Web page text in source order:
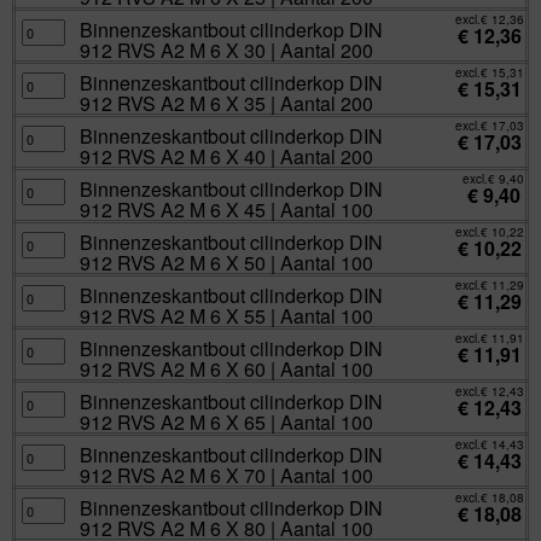
200
aantal
X
20
|
200
aantal
RVS
A2
M
X
25
|
200
aantal
Binnenzeskantbout
cilinderkop
DIN
RVS
A2
M
X
30
|
200
aantal
Binnenzeskantbout cilinderkop DIN
912 RVS A2 M 6 X 30 | Aantal 200
excl.€ 12,36
€ 12,36
Binnenzeskantbout
cilinderkop
DIN
RVS
A2
M
X
35
|
200
aantal
Binnenzeskantbout cilinderkop DIN
912 RVS A2 M 6 X 35 | Aantal 200
excl.€ 15,31
€ 15,31
Binnenzeskantbout
cilinderkop
DIN
RVS
A2
M
X
40
|
200
aantal
Binnenzeskantbout cilinderkop DIN
912 RVS A2 M 6 X 40 | Aantal 200
excl.€ 17,03
€ 17,03
Binnenzeskantbout
cilinderkop
DIN
RVS
A2
M
X
45
|
100
aantal
Binnenzeskantbout cilinderkop DIN
912 RVS A2 M 6 X 45 | Aantal 100
excl.€ 9,40
€9,40
Binnenzeskantbout
cilinderkop
DIN
RVS
A2
M
X
50
|
100
aantal
Binnenzeskantbout cilinderkop DIN
912 RVS A2 M 6 X 50 | Aantal 100
excl.€ 10,22
€ 10,22
Binnenzeskantbout
cilinderkop
DIN
RVS
A2
M
X
55
|
100
aantal
Binnenzeskantbout cilinderkop DIN
912 RVS A2 M 6 X 55 | Aantal 100
excl.€ 11,29
€ 11,29
Binnenzeskantbout
cilinderkop
DIN
RVS
A2
M
X
60
|
100
aantal
Binnenzeskantbout cilinderkop DIN
912 RVS A2 M 6 X 60 | Aantal 100
excl.€ 11,91
€ 11,91
Binnenzeskantbout
cilinderkop
DIN
RVS
A2
M
X
65
|
Binnenzeskantbout cilinderkop DIN
912 RVS A2 M 6 X 65 | Aantal 100
excl.€ 12,43
€ 12,43
Binnenzeskantbout
cilinderkop
DIN
RVS
A2
M
Binnenzeskantbout cilinderkop DIN
912 RVS A2 M 6 X 70 | Aantal 100
excl.€ 14,43
€ 14,43
Binnenzeskantbout
cilinderkop
DIN
Binnenzeskantbout cilinderkop DIN
912 RVS A2 M 6 X 80 | Aantal 100
excl.€ 18,08
€ 18,08